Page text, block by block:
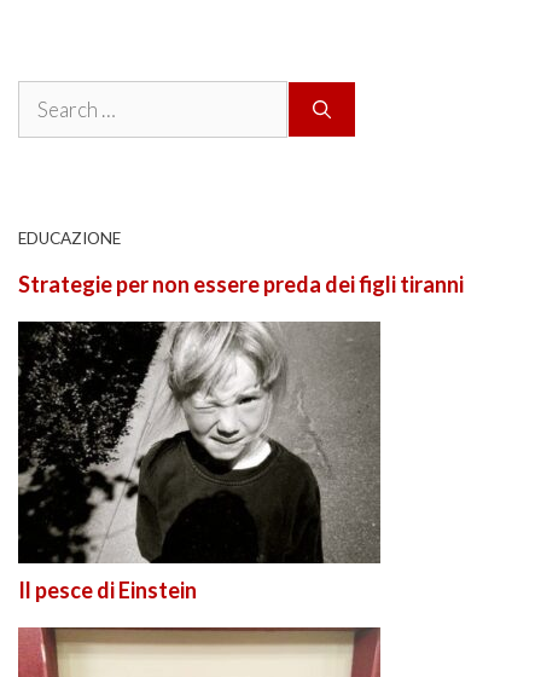
Search
EDUCAZIONE
Strategie per non essere preda dei figli tiranni
Il pesce di Einstein